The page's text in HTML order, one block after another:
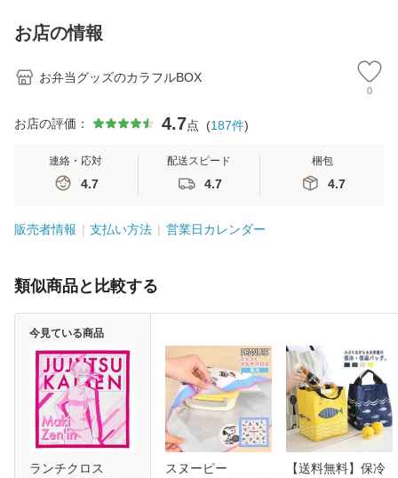
お店の情報
お弁当グッズのカラフルBOX
0
お店の評価： 4.7点 (187件)
連絡・応対
4.7
配送スピード
4.7
梱包
4.7
販売者情報 支払い方法 営業日カレンダー
類似商品と比較する
ランチクロス
今見ている商品
スヌーピー
【送料無料】保冷